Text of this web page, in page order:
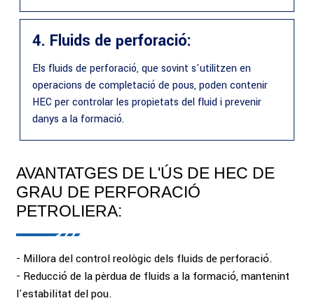
4. Fluids de perforació:
Els fluids de perforació, que sovint s'utilitzen en
operacions de completació de pous, poden contenir
HEC per controlar les propietats del fluid i prevenir
danys a la formació.
AVANTATGES DE L'ÚS DE HEC DE
GRAU DE PERFORACIÓ
PETROLIERA:
- Millora del control reològic dels fluids de perforació.
- Reducció de la pèrdua de fluids a la formació, mantenint
l'estabilitat del pou.